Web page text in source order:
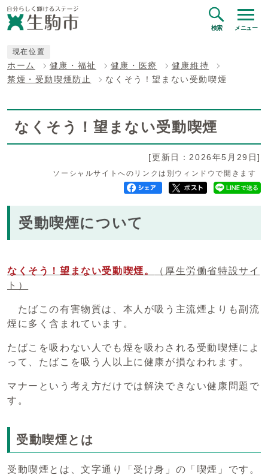
検索 メニュー
現在位置
ホーム 健康・福祉 健康・医療
健康維持
禁煙・受動喫煙防止
なくそう！望まない受動喫煙
なくそう！望まない受動喫煙
[更新日：2026年5月29日]
ソーシャルサイトへのリンクは別ウィンドウで開きます
受動喫煙について
なくそう！望まない受動喫煙。
（厚生労働省特設サイ
ト）
たばこの有害物質は、本人が吸う主流煙よりも副流
煙に多く含まれています。
たばこを吸わない人でも煙を吸わされる受動喫煙によ
って、たばこを吸う人以上に健康が損なわれます。
マナーという考え方だけでは解決できない健康問題で
す。
受動喫煙とは
受動喫煙とは、文字通り「受け身」の「喫煙」です。